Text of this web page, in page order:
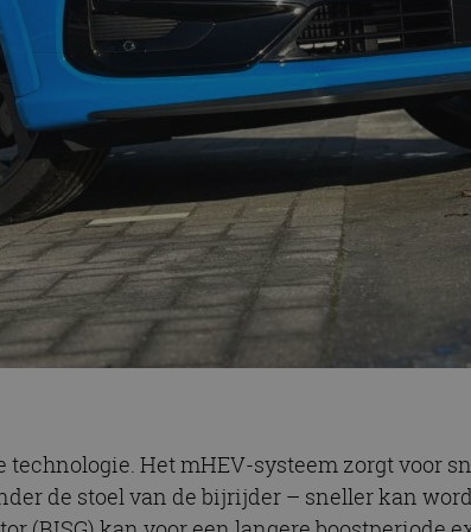
Het mHEV-systeem zorgt voor
de stoel van de bijrijder – sneller kan